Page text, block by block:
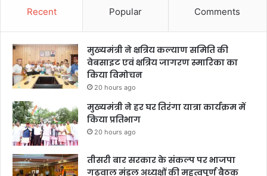
Recent Popular Comments
मुख्यमंत्री ने क्षत्रिय कल्याण समिति की
वेबसाइट एवं क्षत्रिय जागरण स्मारिका का
किया विमोचन
20 hours ago
मुख्यमंत्री ने हर घर तिरंगा यात्रा कार्यक्रम में
किया प्रतिभाग
20 hours ago
तीसरी बार सरकार के संकल्प पर भाजपा
गढ़वाल मंडल अध्यक्षों की महत्वपूर्ण बैठक